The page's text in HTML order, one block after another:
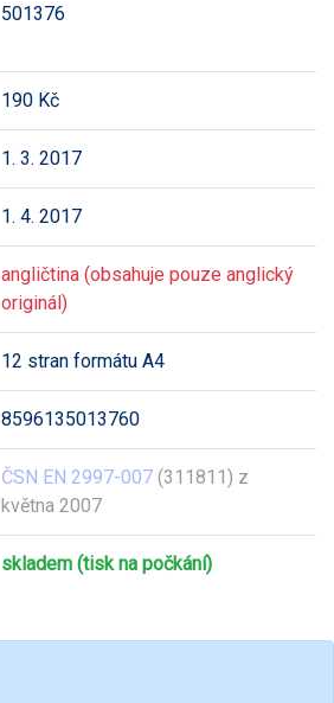
501376
190 Kč
1. 3. 2017
1. 4. 2017
angličtina (obsahuje pouze anglický
originál)
12 stran formátu A4
8596135013760
ČSN EN 2997-007 (311811) z
května 2007
skladem (tisk na počkání)